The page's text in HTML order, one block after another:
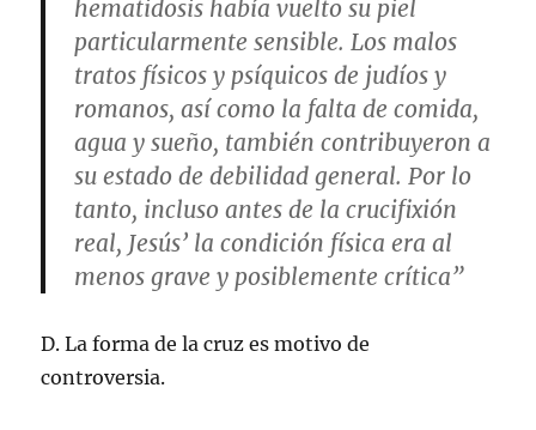
hematidosis había vuelto su piel
particularmente sensible. Los malos
tratos físicos y psíquicos de judíos y
romanos, así como la falta de comida,
agua y sueño, también contribuyeron a
su estado de debilidad general. Por lo
tanto, incluso antes de la crucifixión
real, Jesús’ la condición física era al
menos grave y posiblemente crítica”
D. La forma de la cruz es motivo de
controversia.